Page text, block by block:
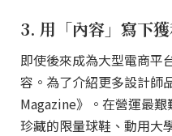
3. 用「內容」寫下
即使後來成為大型電商平
容。為了介紹更多設計師
Magazine》。在營運最
珍藏的限量球鞋、動用大